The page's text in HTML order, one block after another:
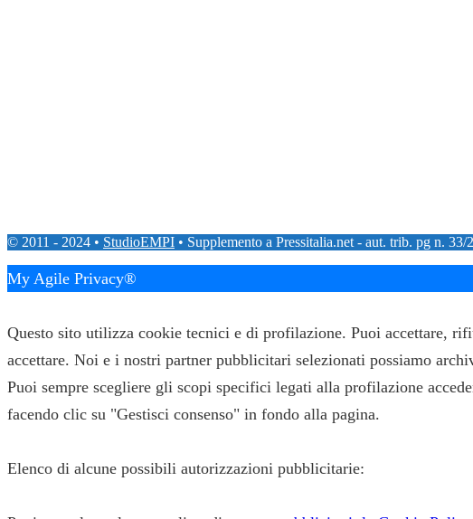
© 2011 - 2024 • StudioEMPI • Supplemento a Pressitalia.net - aut. trib. pg n.
My Agile Privacy®
Questo sito utilizza cookie tecnici e di profilazione. Puoi accettare,
accettare. Noi e i nostri partner pubblicitari selezionati possiamo
Puoi sempre scegliere gli scopi specifici legati alla profilazione
facendo clic su "Gestisci consenso" in fondo alla pagina.
Elenco di alcune possibili autorizzazioni pubblicitarie: